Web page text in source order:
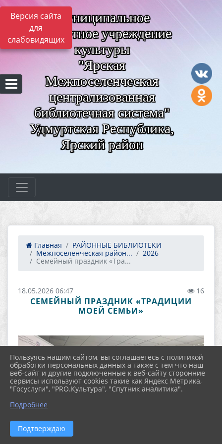
Версия сайта
для
слабовидящих
Муниципальное
бюджетное учреждение
культуры
"Ярская
Межпоселенческая
централизованная
библиотечная система"
Удмуртская Республика,
Ярский район
Главная
РАЙОННЫЕ БИБЛИОТЕКИ
Межпоселенческая район...
2026
Семейный праздник «Тра...
18.05.2026 06:47 16
СЕМЕЙНЫЙ ПРАЗДНИК «ТРАДИЦИИ
МОЕЙ СЕМЬИ»
Пользуясь нашим сайтом, вы соглашаетесь с политикой
обработки персональных данных а также с тем что наш
веб-сайт и другие подключенные к веб-сайту сторонние
сервисы используют cookies такие как Яндекс Метрика,
"Госуслуги", "PRO.Культура", "Спутник аналитика".
Подробнее
Подтверждаю